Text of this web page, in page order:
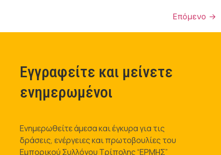
Επόμενο →
Εγγραφείτε και μείνετε
ενημερωμένοι
Ενημερωθείτε άμεσα και έγκυρα για τις
δράσεις, ενέργειες και πρωτοβουλίες του
Εμπορικού Συλλόγου Τρίπολης “ΕΡΜΗΣ”